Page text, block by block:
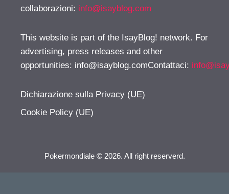
collaborazioni: info@isayblog.com
This website is part of the IsayBlog! network. For
advertising, press releases and other
opportunities: info@isayblog.comContattaci:
Dichiarazione sulla Privacy (UE)
Cookie Policy (UE)
Pokermondiale © 2026. All right reserverd.